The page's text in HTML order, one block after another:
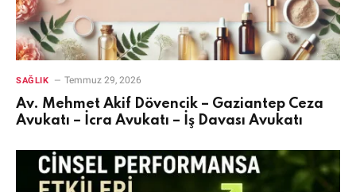
SAĞLIK Temmuz 29, 2026
Av. Mehmet Akif Dövencik – Gaziantep Ceza
Avukatı – İcra Avukatı – İş Davası Avukatı